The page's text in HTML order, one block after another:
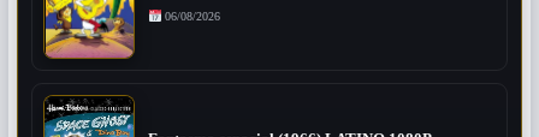
06/08/2026